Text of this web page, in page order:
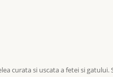
curata si uscata a fetei si gatului.